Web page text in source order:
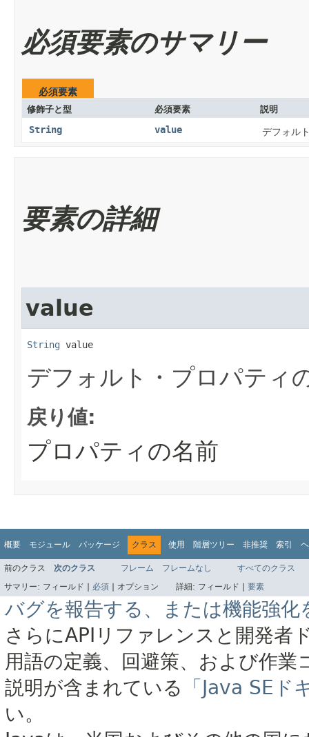
必須要素のサマリー
必須要素
修飾子と型 必須要素 説明
String value デフォル
要素の詳細
value
String value
デフォルト・プロパティ
戻り値:
プロパティの名前
概要 モジュール パッケージ クラス 使用 階層ツリー 非推奨 索引
前のクラス 次のクラス フレーム フレームなし
すべてのクラス
サマリー: フィールド | 必須 | オプション 詳細: フィールド | 要素
バグを報告する、または機能強化
さらにAPIリファレンスと開発者
用語の定義、回避策、および作
説明が含まれている
「Java SE
い。